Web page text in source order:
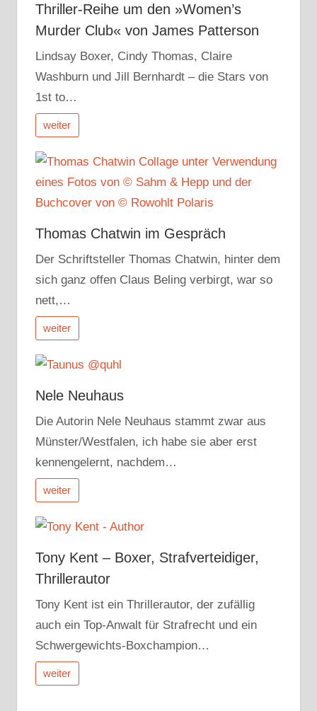
Thriller-Reihe um den »Women’s
Murder Club« von James Patterson
Lindsay Boxer, Cindy Thomas, Claire
Washburn und Jill Bernhardt – die Stars von
1st to…
weiter
Thomas Chatwin im Gespräch
Der Schriftsteller Thomas Chatwin, hinter dem
sich ganz offen Claus Beling verbirgt, war so
nett,…
weiter
Nele Neuhaus
Die Autorin Nele Neuhaus stammt zwar aus
Münster/Westfalen, ich habe sie aber erst
kennengelernt, nachdem…
weiter
Tony Kent – Boxer, Strafverteidiger,
Thrillerautor
Tony Kent ist ein Thrillerautor, der zufällig
auch ein Top-Anwalt für Strafrecht und ein
Schwergewichts-Boxchampion…
weiter